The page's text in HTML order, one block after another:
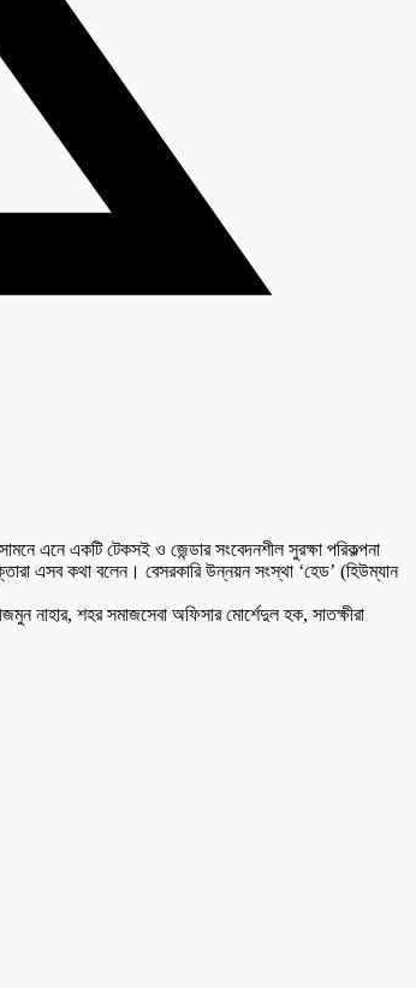
এনে একটি টেকসই ও জেন্ডার সংবেদনশীল সুরক্ষা পরিকল্পনা
এসব কথা বলেন। বেসরকারি উন্নয়ন সংস্থা ‘হেড’ (হিউম্যান
নাহার, শহর সমাজসেবা অফিসার মোর্শেদুল হক, সাতক্ষীরা